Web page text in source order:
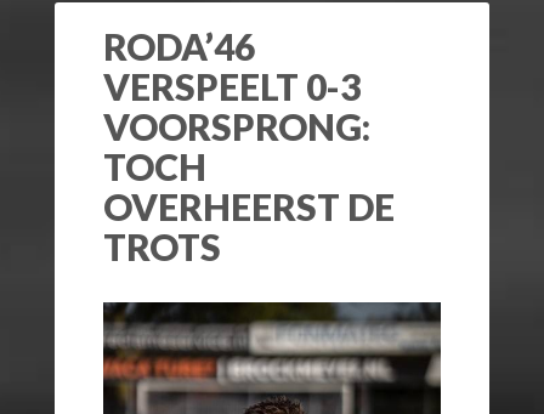
RODA’46
VERSPEELT 0-3
VOORSPRONG:
TOCH
OVERHEERST DE
TROTS